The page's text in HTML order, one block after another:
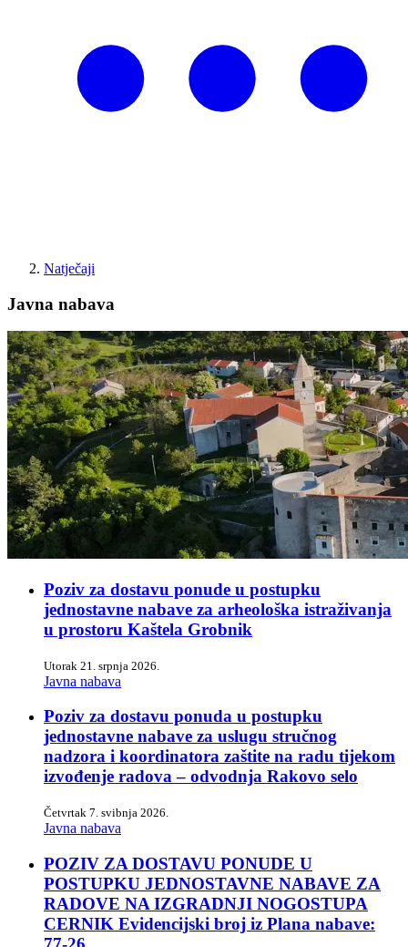
Natječaji
Javna nabava
Poziv za dostavu ponude u postupku
jednostavne nabave za arheološka istraživanja
u prostoru Kaštela Grobnik
Utorak 21. srpnja 2026.
Javna nabava
Poziv za dostavu ponuda u postupku
jednostavne nabave za uslugu stručnog
nadzora i koordinatora zaštite na radu tijekom
izvođenje radova – odvodnja Rakovo selo
Četvrtak 7. svibnja 2026.
Javna nabava
POZIV ZA DOSTAVU PONUDE U
POSTUPKU JEDNOSTAVNE NABAVE ZA
RADOVE NA IZGRADNJI NOGOSTUPA
CERNIK Evidencijski broj iz Plana nabave: